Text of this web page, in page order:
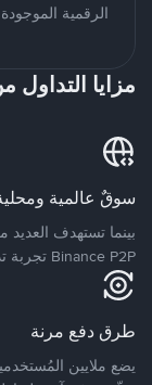
الرقمية
مزايا
سوقٌ عالمية
Binance P2P تجربة تداول عالمية حقيقية وتدعم أكثر من 70 عملة محلية.
طرق دفع مرنة